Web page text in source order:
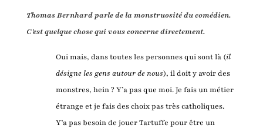
Thomas Bernhardparle de la monstruosité du comédien.
C'est quelque chose qui vous concerne directement.
Oui mais, dans toutes les personnes qui sont là (il
désigne les gensautour de nous), il doit y avoir des
monstres, hein ? Y’a pas que moi. Je fais un métier
étrange et je fais des choix pas très catholiques.
Y’a pas besoin de jouer Tartuffe pour être un